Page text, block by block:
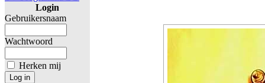
Login
Gebruikersnaam
Wachtwoord
Herken mij